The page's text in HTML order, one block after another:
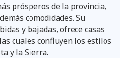
prósperos de la provincia,
comodidades. Su
y bajadas, ofrece casas
cuales confluyen los estilos
y la Sierra.